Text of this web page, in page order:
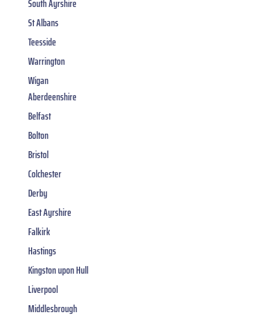
South Ayrshire
St Albans
Teesside
Warrington
Wigan
Aberdeenshire
Belfast
Bolton
Bristol
Colchester
Derby
East Ayrshire
Falkirk
Hastings
Kingston upon Hull
Liverpool
Middlesbrough